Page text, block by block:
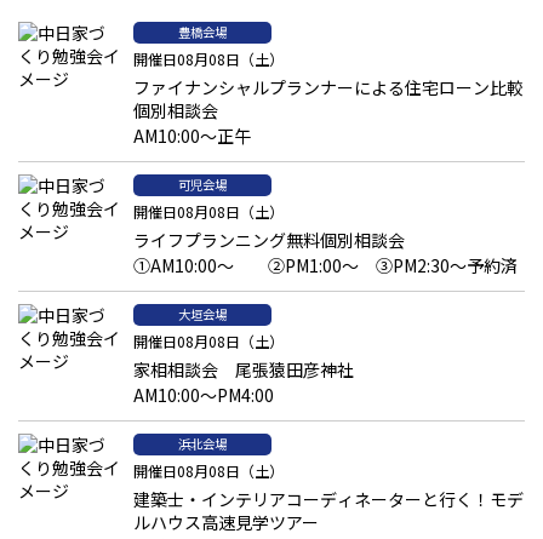
豊橋会場
開催日08月08日（土）
ファイナンシャルプランナーによる住宅ローン比較
個別相談会
AM10:00～正午
可児会場
開催日08月08日（土）
ライフプランニング無料個別相談会
①AM10:00～ ②PM1:00～ ③PM2:30～予約済
大垣会場
開催日08月08日（土）
家相相談会 尾張猿田彦神社
AM10:00～PM4:00
浜北会場
開催日08月08日（土）
建築士・インテリアコーディネーターと行く！モデ
ルハウス高速見学ツアー